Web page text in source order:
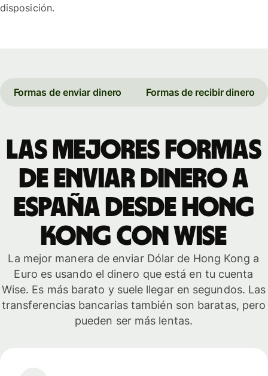
disposición.
Formas de enviar dinero Formas de recibir dinero
Las mejores formas
de enviar dinero a
España desde Hong
Kong con WISE
La mejor manera de enviar Dólar de Hong Kong a
Euro es usando el dinero que está en tu cuenta
Wise. Es más barato y suele llegar en segundos. Las
transferencias bancarias también son baratas, pero
pueden ser más lentas.